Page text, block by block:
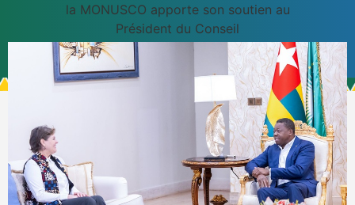
la MONUSCO apporte son soutien au
Président du Conseil